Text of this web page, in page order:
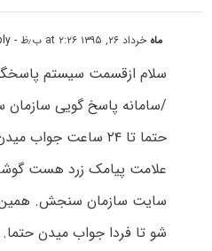
ماه خرداد ۲۶, ۱۳۹۵ at ۲:۲۶ ب٫ظ - Reply
سلام ازقسمت سیستم
/سامانه پاسخ گویی
حتما تا ۲۴ ساعت جواب میدن چی کار کنی.
علامت پیامک زرد هست
سایت سازمان سنجش. همین
شو تا فردا جواب میدن حتما.